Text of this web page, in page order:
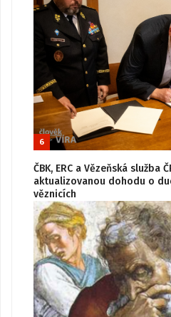
6
ČBK, ERC a Vězeňská služba
aktualizovanou dohodu o
věznicích